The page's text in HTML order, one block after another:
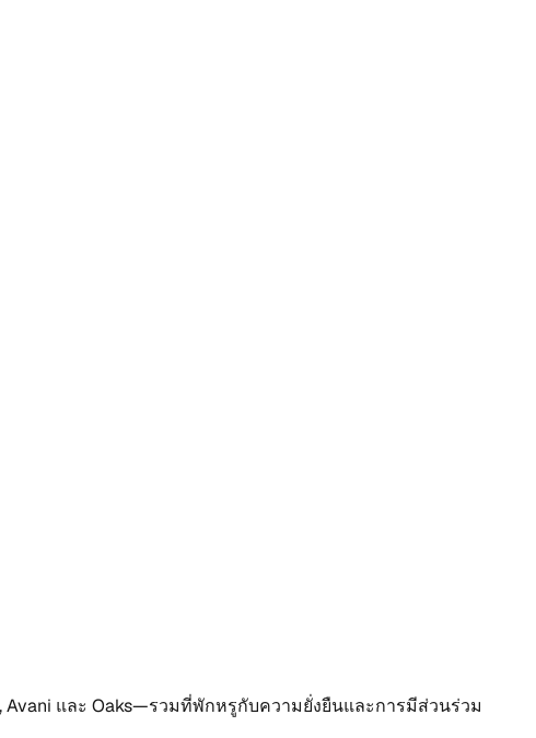
และ Oaks—รวมที่พักหรูกับความยั่งยืนและการมีส่วนร่วม